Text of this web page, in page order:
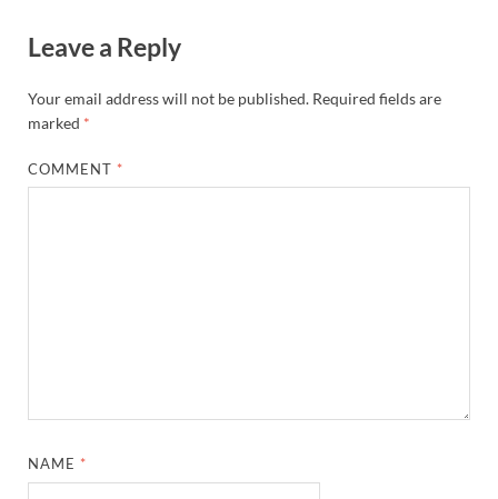
Leave a Reply
Your email address will not be published. Required fields are
marked *
COMMENT *
NAME *